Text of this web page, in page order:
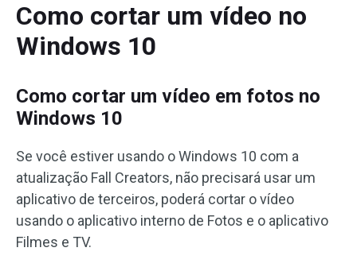
Como cortar um vídeo no
Windows 10
Como cortar um vídeo em fotos no
Windows 10
Se você estiver usando o Windows 10 com a
atualização Fall Creators, não precisará usar um
aplicativo de terceiros, poderá cortar o vídeo
usando o aplicativo interno de Fotos e o aplicativo
Filmes e TV.